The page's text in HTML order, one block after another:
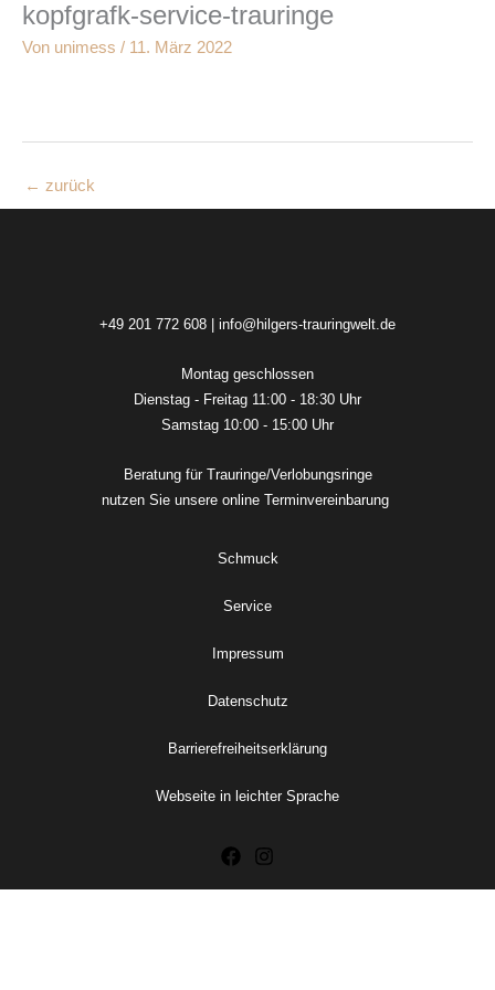
Zumkopfgrafk-service-trauringe
Von unimess / 11. März 2022
← zurück
+49 201 772 608 | info@hilgers-trauringwelt.de
Montag geschlossen
Dienstag - Freitag 11:00 - 18:30 Uhr
Samstag 10:00 - 15:00 Uhr
Beratung für Trauringe/Verlobungsringe
nutzen Sie unsere online Terminvereinbarung
Schmuck
Service
Impressum
Datenschutz
Barrierefreiheitserklärung
Webseite in leichter Sprache